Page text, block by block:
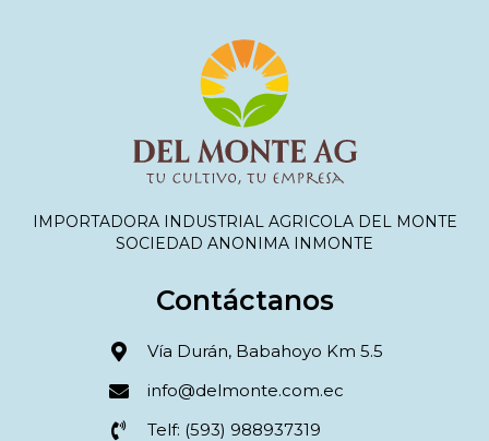
IMPORTADORA INDUSTRIAL AGRICOLA DEL MONTE
SOCIEDAD ANONIMA INMONTE
Contáctanos
Vía Durán, Babahoyo Km 5.5
info@delmonte.com.ec
Telf: (593) 988937319